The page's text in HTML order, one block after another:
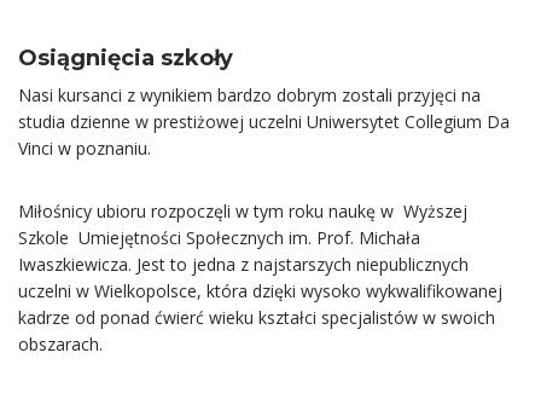
Osiągnięcia szkoły
Nasi kursanci z wynikiem bardzo dobrym zostali przyjęci na
studia dzienne w prestiżowej uczelni Uniwersytet Collegium Da
Vinci w poznaniu.
Miłośnicy ubioru rozpoczęli w tym roku naukę w Wyższej
Szkole Umiejętności Społecznych im. Prof. Michała
Iwaszkiewicza. Jest to jedna z najstarszych niepublicznych
uczelni w Wielkopolsce, która dzięki wysoko wykwalifikowanej
kadrze od ponad ćwierć wieku kształci specjalistów w swoich
obszarach.